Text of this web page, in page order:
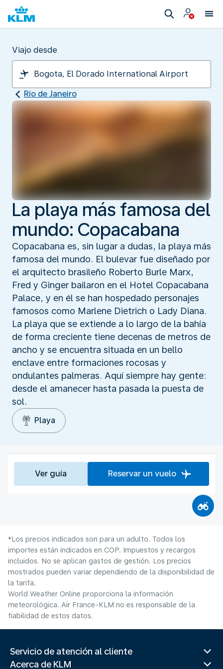
Viajo desde
Río de Janeiro
La playa más famosa del
mundo: Copacabana
Copacabana es, sin lugar a dudas, la playa más
famosa del mundo. El bulevar fue diseñado por
el arquitecto brasileño Roberto Burle Marx,
Fred y Ginger bailaron en el Hotel Copacabana
Palace, y en él se han hospedado personajes
famosos como Marlene Dietrich o Lady Diana.
La playa que se extiende a lo largo de la bahía
de forma creciente tiene decenas de metros de
ancho y se encuentra situada en un bello
enclave entre formaciones rocosas y
ondulantes palmeras. Aquí siempre hay gente:
desde el amanecer hasta pasada la puesta de
sol.
Playa
Ver guía Reservar un vuelo
*Los precios indicados son para un adulto. Todos los
importes están indicados en COP. Impuestos y recargos
incluidos. No se aplican gastos de gestión. Los precios
mostrados pueden variar dependiendo de la disponibilidad de
la tarifa.
World Weather Online proporciona la información
meteorológica. Air France-KLM no es responsable de la
fiabilidad de estos datos.
Servicio de atención al cliente
Acerca de KLM